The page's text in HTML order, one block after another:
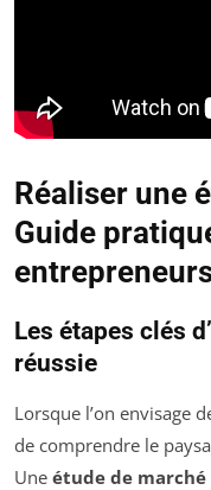
Réaliser une
Guide
Les étapes clés
réussie
Lorsque l’on envisage
de comprendre le
Une étude de marché